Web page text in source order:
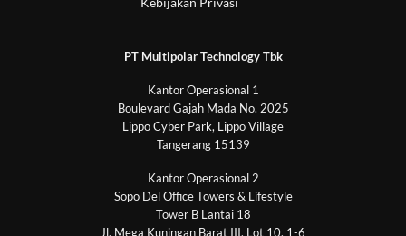
PT Multipolar Technology Tbk
Kantor Operasional 1
Boulevard Gajah Mada No. 2025
Lippo Cyber Park, Lippo Village
Tangerang 15139
Kantor Operasional 2
Sopo Del Office Towers & Lifestyle
Tower B Lantai 18
Jl. Mega Kuningan Barat III, Lot 10, 1-6